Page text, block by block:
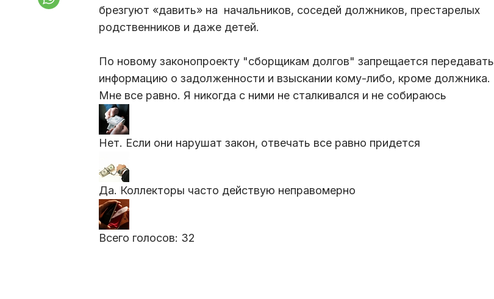
брезгуют «давить» на начальников, соседей должников, престарелых
родственников и даже детей.
По новому законопроекту "сборщикам долгов" запрещается передавать
информацию о задолженности и взыскании кому-либо, кроме должника.
Мне все равно. Я никогда с ними не сталкивался и не собираюсь
Нет. Если они нарушат закон, отвечать все равно придется
Да. Коллекторы часто действую неправомерно
Всего голосов: 32